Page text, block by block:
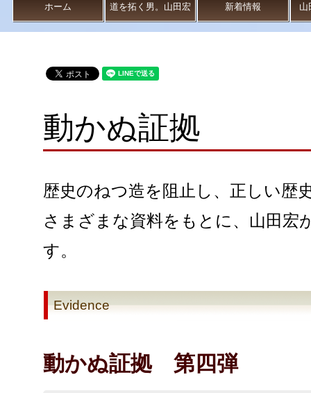
ホーム 道を拓く男。山田宏 新着情報 山
動かぬ証拠
歴史のねつ造を阻止し、正しい歴
さまざまな資料をもとに、山田宏
す。
Evidence
動かぬ証拠 第四弾